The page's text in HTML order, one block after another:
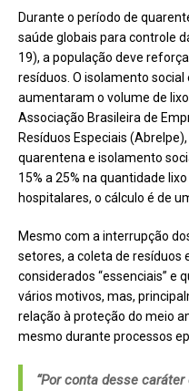
Durante o período de
saúde globais para controle
19), a população deve
resíduos. O isolamento
aumentaram o volume de
Associação Brasileira de
Resíduos Especiais
quarentena e isolamento
15% a 25% na quantidade
hospitalares, o cálculo é de
Mesmo com a interrupção
setores, a coleta de resíduos
considerados “essenciais” e
vários motivos, mas,
relação à proteção do meio
mesmo durante processos
“Por conta desse